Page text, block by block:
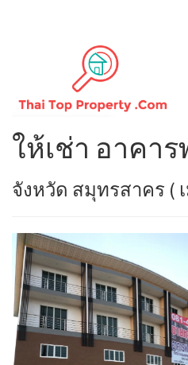
ให้เช่า อาคา
จังหวัด สมุทรสาคร (